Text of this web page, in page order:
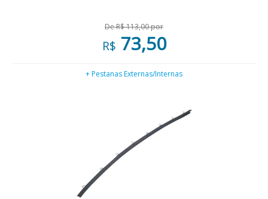
De R$ 113,00 por
R$ 73,50
+ Pestanas Externas/Internas